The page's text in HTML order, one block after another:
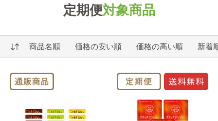
定期便対象商品
商品名順 価格の安い順 価格の高い順 新着